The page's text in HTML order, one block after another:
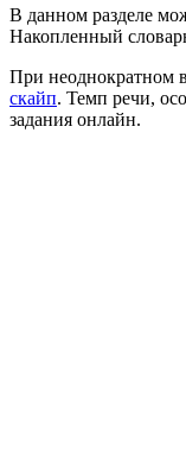
В данном разделе
Накопленный
При неоднократном
скайп. Темп речи,
задания онлайн.